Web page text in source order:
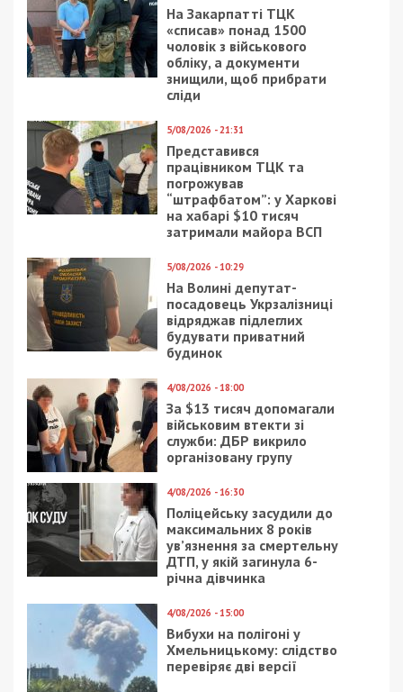
На Закарпатті ТЦК
«списав» понад 1500
чоловік з військового
обліку, а документи
знищили, щоб прибрати
сліди
5/08/2026 - 21:31
Представився
працівником ТЦК та
погрожував
“штрафбатом”: у Харкові
на хабарі $10 тисяч
затримали майора ВСП
5/08/2026 - 10:29
На Волині депутат-
посадовець Укрзалізниці
відряджав підлеглих
будувати приватний
будинок
4/08/2026 - 18:00
За $13 тисяч допомагали
військовим втекти зі
служби: ДБР викрило
організовану групу
4/08/2026 - 16:30
Поліцейську засудили до
максимальних 8 років
ув’язнення за смертельну
ДТП, у якій загинула 6-
річна дівчинка
4/08/2026 - 15:00
Вибухи на полігоні у
Хмельницькому: слідство
перевіряє дві версії